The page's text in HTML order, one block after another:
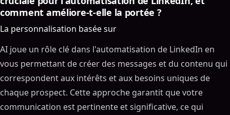
comment améliore-t-elle la portée ?
La personnalisation basée sur
AI joue un rôle clé dans l'automatisation de LinkedIn en
vous permettant de créer des messages et du contenu qui
correspondent aux intérêts et aux besoins uniques de
chaque prospect. Cette approche garantit que votre
communication est pertinente et significative, ce qui